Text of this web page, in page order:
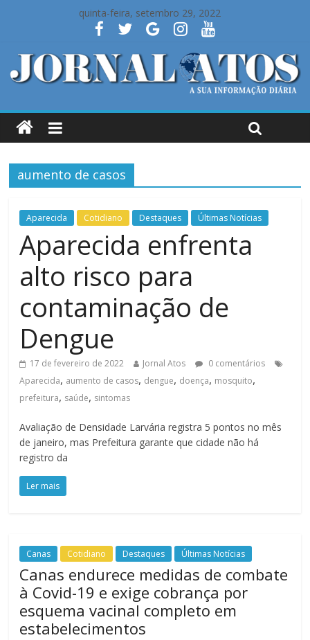
quinta-feira, setembro 29, 2022
aumento de casos
Aparecida Cotidiano Destaques Últimas Notícias
Aparecida enfrenta
alto risco para
contaminação de
Dengue
17 de fevereiro de 2022 Jornal Atos
0 comentários
Aparecida, aumento de casos, dengue, doença, mosquito,
prefeitura, saúde, sintomas
Avaliação de Densidade Larvária registra 5 pontos no mês
de janeiro, mas Prefeitura garante que cidade não há
registro da
Ler mais
Canas Cotidiano Destaques Últimas Notícias
Canas endurece medidas de combate
à Covid-19 e exige cobrança por
esquema vacinal completo em
estabelecimentos